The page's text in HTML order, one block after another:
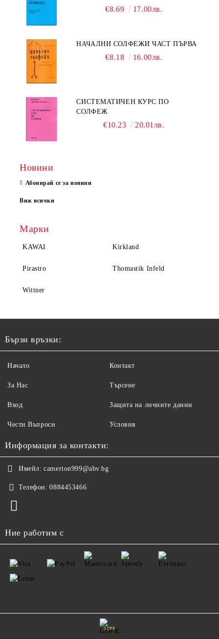
€8.69 17.00лв.
НАЧАЛНИ СОЛФЕЖИ ЧАСТ ПЪРВА
€8.18 16.00лв.
СИСТЕМАТИЧЕН КУРС ПО
СОЛФЕЖ
€10.23 20.01лв.
Новини
Абонирай се за новини
Виж всички
Марки
KAWAI Kirkland
Pirastro Thomastik Infeld
Wittner
Бързи връзки:
Начало
За Нас
Вход
Чести Въпроси
Контакт
Търсене
Защита на личните данни
Условия
Информация за контакти:
Имейл: camerton999@abv.bg
Телефон: 0884453466
Ние работим с
GDPR